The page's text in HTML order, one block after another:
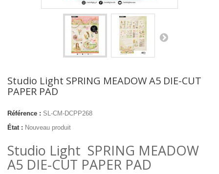
Studio Light SPRING MEADOW A5 DIE-CUT
PAPER PAD
Référence : SL-CM-DCPP268
État : Nouveau produit
Studio Light SPRING MEADOW
A5 DIE-CUT PAPER PAD